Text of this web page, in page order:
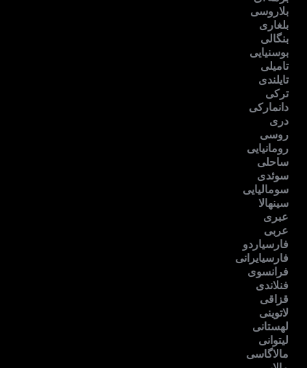
بلاروسی
بلغاری
بنگالی
بوسنیایی
تامیلی
تایلندی
ترکی
دانمارکی
دری
روسی
رومانیایی
ساحلی
سوئدی
سومالیایی
سینهالا
عبری
عربی
فارسیاردو
فارسیایرانی
فرانسوی
فنلاندی
قزاقی
لاتوینی
لهستانی
لیتوانی
مالاگاسی